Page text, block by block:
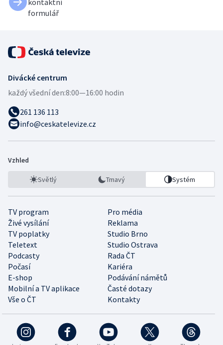
kontaktní
formulář
Divácké centrum
každý všední den:8:00—16:00 hodin
261 136 113
info@ceskatelevize.cz
Vzhled
Světlý Tmavý Systém
TV program
Pro média
Živé vysílání
Reklama
TV poplatky
Studio Brno
Teletext
Studio Ostrava
Podcasty
Rada ČT
Počasí
Kariéra
E-shop
Podávání námětů
Mobilní a TV aplikace
Časté dotazy
Vše o ČT
Kontakty